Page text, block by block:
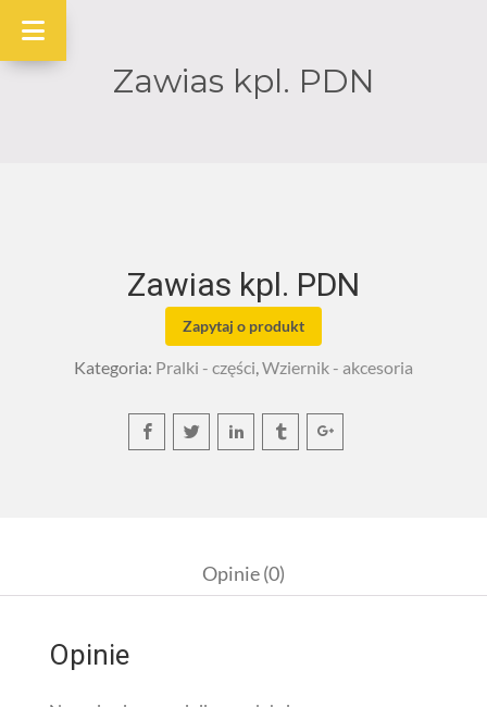
Zawias kpl. PDN
Zawias kpl. PDN
Zapytaj o produkt
Kategoria: Pralki - części,Wziernik - akcesoria
Opinie (0)
Opinie